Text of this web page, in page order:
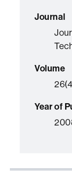
Journal
Volume
Year of